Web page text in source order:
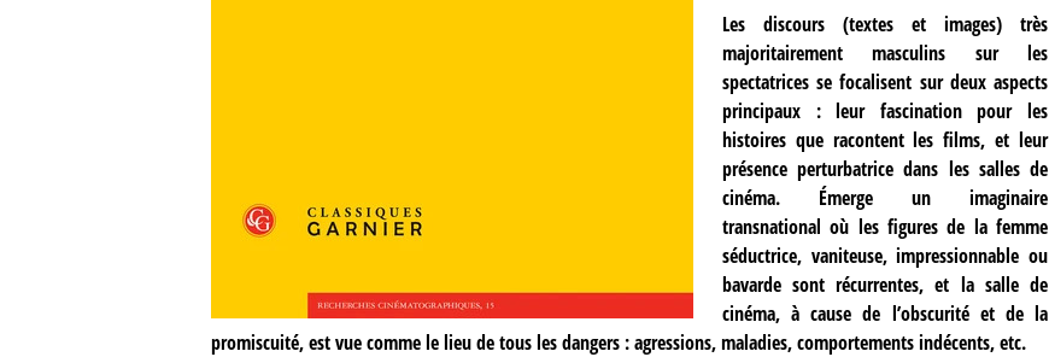
Les discours (textes et images) très
majoritairement masculins sur les
spectatrices se focalisent sur deux aspects
principaux : leur fascination pour les
histoires que racontent les films, et leur
présence perturbatrice dans les salles de
cinéma. Émerge un imaginaire
transnational où les figures de la femme
séductrice, vaniteuse, impressionnable ou
bavarde sont récurrentes, et la salle de
cinéma, à cause de l’obscurité et de la
promiscuité, est vue comme le lieu de tous les dangers : agressions, maladies, comportements indécents, etc.